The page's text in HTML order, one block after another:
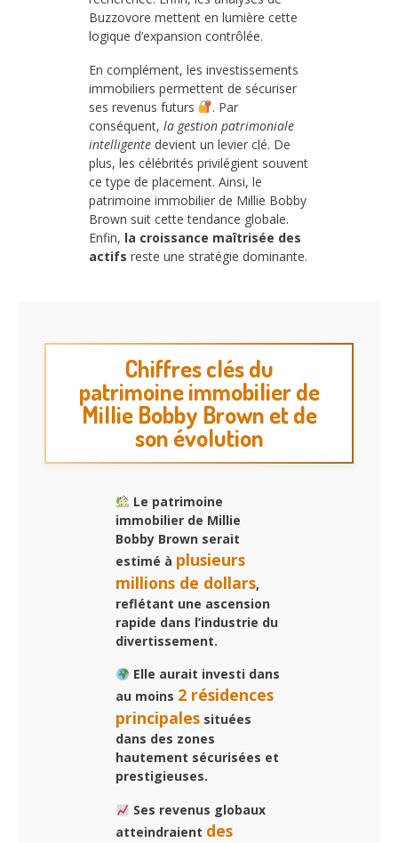
Buzzovore mettent en lumière cette
logique d’expansion contrôlée.
En complément, les investissements
immobiliers permettent de sécuriser
ses revenus futurs
. Par
conséquent, la gestion patrimoniale
intelligente devient un levier clé. De
plus, les célébrités privilégient souvent
ce type de placement. Ainsi, le
patrimoine immobilier de Millie Bobby
Brown suit cette tendance globale.
Enfin, la croissance maîtrisée des
actifs reste une stratégie dominante.
Chiffres clés du
patrimoine immobilier de
Millie Bobby Brown et de
son évolution
Le patrimoine
immobilier de Millie
Bobby Brown serait
estimé à plusieurs
millions de dollars,
reflétant une ascension
rapide dans l’industrie du
divertissement.
Elle aurait investi dans
au moins 2 résidences
principales situées
dans des zones
hautement sécurisées et
prestigieuses.
Ses revenus globaux
atteindraient des